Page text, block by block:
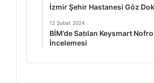
İzmir Şehir Hastanesi Göz
12 Şubat 2024
BİM’de Satılan Keysmart
İncelemesi